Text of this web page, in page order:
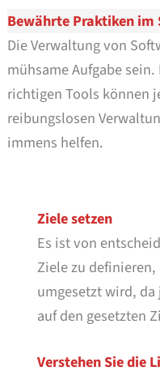
Bewährte Praktiken
Die Verwaltung von
mühsame Aufgabe
richtigen Tools können
reibungslosen
immens helfen.
Ziele setzen
Es ist von
Ziele zu
umgesetzt wird,
auf den gesetzten
Verstehen Sie die